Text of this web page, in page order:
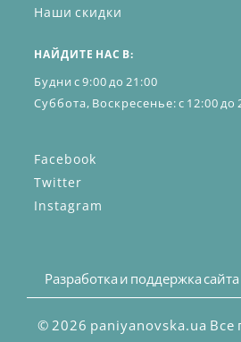
Наши скидки
НАЙДИТЕ НАС В:
Будни с 9:00 до 21:00
Суббота, Воскресенье: с 12:00 до
Facebook
Twitter
Instagram
Разработка и поддержка сайта
© 2026 paniyanovska.ua